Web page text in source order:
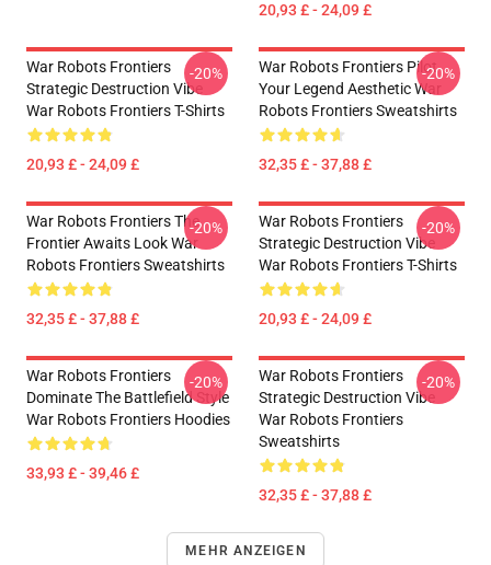
20,93 £ - 24,09 £
War Robots Frontiers
Strategic Destruction Vibe
War Robots Frontiers T-Shirts
20,93 £ - 24,09 £
-20%
War Robots Frontiers Pilot
Your Legend Aesthetic War
Robots Frontiers Sweatshirts
32,35 £ - 37,88 £
-20%
War Robots Frontiers The
Frontier Awaits Look War
Robots Frontiers Sweatshirts
32,35 £ - 37,88 £
-20%
War Robots Frontiers
Strategic Destruction Vibe
War Robots Frontiers T-Shirts
20,93 £ - 24,09 £
-20%
War Robots Frontiers
Dominate The Battlefield Style
War Robots Frontiers Hoodies
33,93 £ - 39,46 £
-20%
War Robots Frontiers
Strategic Destruction Vibe
War Robots Frontiers
Sweatshirts
32,35 £ - 37,88 £
-20%
MEHR ANZEIGEN